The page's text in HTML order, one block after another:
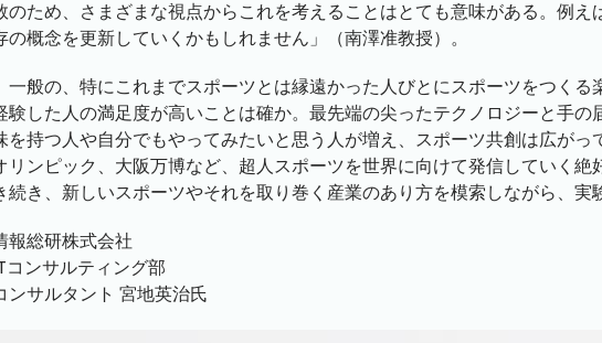
のため、さまざまな視点からこれを考えることはとても意味がある。例え
の概念を更新していくかもしれません」（南澤准教授）。
一般の、特にこれまでスポーツとは縁遠かった人びとにスポーツをつくる
験した人の満足度が高いことは確か。最先端の尖ったテクノロジーと手
を持つ人や自分でもやってみたいと思う人が増え、スポーツ共創は広が
リンピック、大阪万博など、超人スポーツを世界に向けて発信していく絶
続き、新しいスポーツやそれを取り巻く産業のあり方を模索しながら、実
報総研株式会社
コンサルティング部
ンサルタント 宮地英治氏